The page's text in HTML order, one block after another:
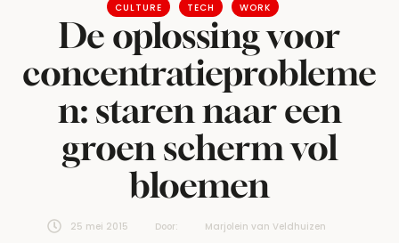
CULTURE TECH WORK
De oplossing voor
concentratieprobleme
n: staren naar een
groen scherm vol
bloemen
25 mei 2015 Door:
Marjolein van Veldhuizen